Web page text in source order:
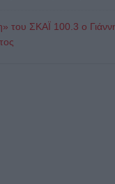
του ΣΚΑΪ 100.3 ο